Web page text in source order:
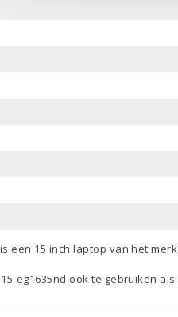
een 15 inch laptop van het merk
eg1635nd ook te gebruiken als